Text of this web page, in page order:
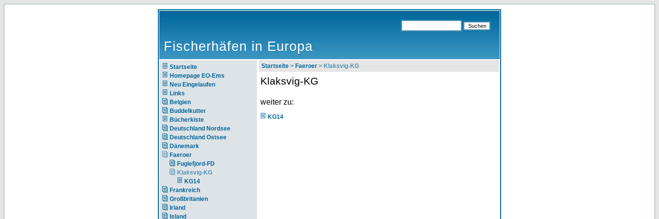
Fischerhäfen in Europa
Startseite
Homepage EO-Ems
Neu Eingelaufen
Links
Belgien
Buddelkutter
Bücherkiste
Deutschland Nordsee
Deutschland Ostsee
Dänemark
Faeroer
Fuglefjord-FD
Klaksvig-KG
KG14
Frankreich
Großbritanien
Irland
Island
Startseite > Faeroer > Klaksvig-KG
Klaksvig-KG
weiter zu:
KG14